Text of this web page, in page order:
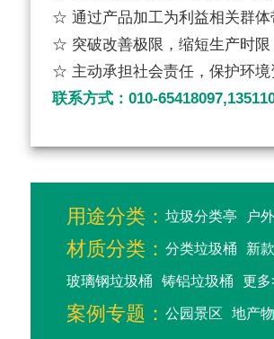
☆ 通过产品加工为利益相关群体
☆ 突破改善极限，缩短生产时限
☆ 主动承担社会责任，保护环境
联系方式：010-
用途分类： 垃圾分类亭 户
材质分类： 分类垃圾桶 新
玻璃钢垃圾桶 铸铝垃圾桶 更多
案例专题： 公园景区 地产